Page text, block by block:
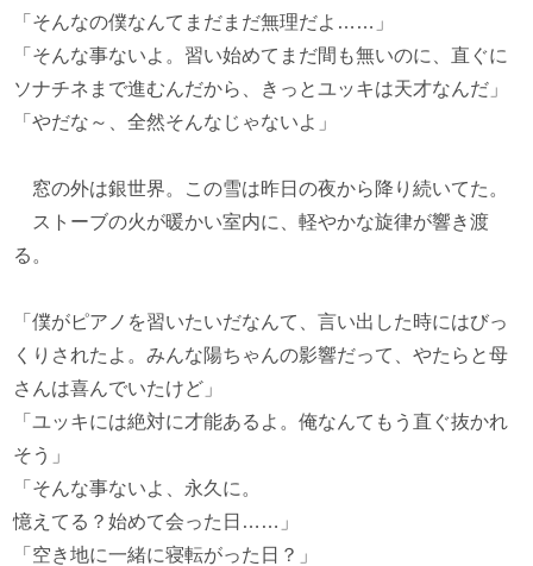
「そんなの僕なんてまだまだ無理だよ……」
「そんな事ないよ。習い始めてまだ間も無いのに、直ぐに
ソナチネまで進むんだから、きっとユッキは天才なんだ」
「やだな～、全然そんなじゃないよ」
窓の外は銀世界。この雪は昨日の夜から降り続いてた。
ストーブの火が暖かい室内に、軽やかな旋律が響き渡
る。
「僕がピアノを習いたいだなんて、言い出した時にはびっ
くりされたよ。みんな陽ちゃんの影響だって、やたらと母
さんは喜んでいたけど」
「ユッキには絶対に才能あるよ。俺なんてもう直ぐ抜かれ
そう」
「そんな事ないよ、永久に。
憶えてる？始めて会った日……」
「空き地に一緒に寝転がった日？」